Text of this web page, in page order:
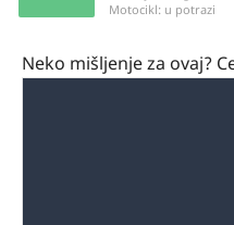
Motocikl: u potrazi
Neko mišljenje za ovaj?